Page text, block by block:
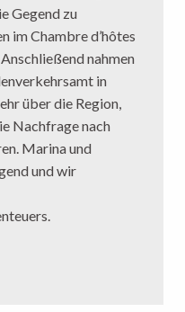
Gegend zu
im Chambre d’hôtes
nahmen
in
über die Region,
Nachfrage nach
Marina und
und wir